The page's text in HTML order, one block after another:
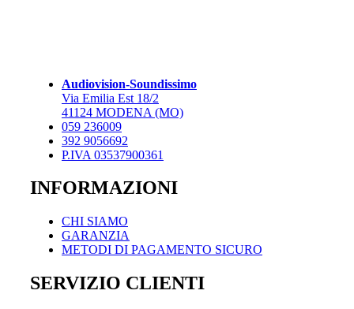
Audiovision-Soundissimo
Via Emilia Est 18/2
41124 MODENA (MO)
059 236009
392 9056692
P.IVA 03537900361
INFORMAZIONI
CHI SIAMO
GARANZIA
METODI DI PAGAMENTO SICURO
SERVIZIO CLIENTI